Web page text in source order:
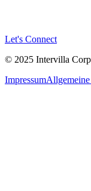
Let's Connect
© 2025 Intervilla
ImpressumAllgemeine